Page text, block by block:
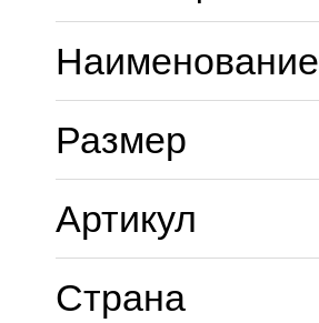
Наименование
Размер
Артикул
Страна